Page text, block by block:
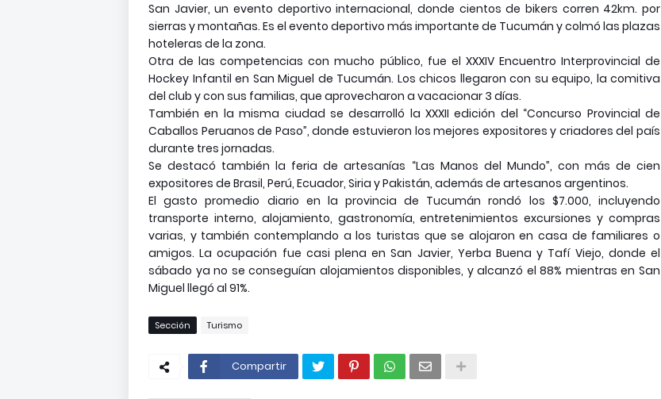
San Javier, un evento deportivo internacional, donde cientos de bikers corren 42km. por
sierras y montañas. Es el evento deportivo más importante de Tucumán y colmó las plazas
hoteleras de la zona.
Otra de las competencias con mucho público, fue el XXXIV Encuentro Interprovincial de
Hockey Infantil en San Miguel de Tucumán. Los chicos llegaron con su equipo, la comitiva
del club y con sus familias, que aprovecharon a vacacionar 3 días.
También en la misma ciudad se desarrolló la XXXII edición del “Concurso Provincial de
Caballos Peruanos de Paso”, donde estuvieron los mejores expositores y criadores del país
durante tres jornadas.
Se destacó también la feria de artesanías “Las Manos del Mundo”, con más de cien
expositores de Brasil, Perú, Ecuador, Siria y Pakistán, además de artesanos argentinos.
El gasto promedio diario en la provincia de Tucumán rondó los $7.000, incluyendo
transporte interno, alojamiento, gastronomía, entretenimientos excursiones y compras
varias, y también contemplando a los turistas que se alojaron en casa de familiares o
amigos. La ocupación fue casi plena en San Javier, Yerba Buena y Tafí Viejo, donde el
sábado ya no se conseguían alojamientos disponibles, y alcanzó el 88% mientras en San
Miguel llegó al 91%.
Sección Turismo
Compartir